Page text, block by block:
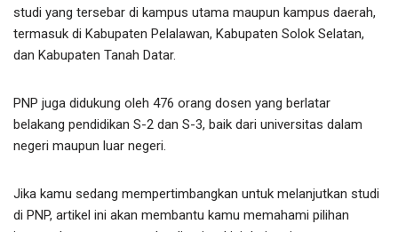
studi yang tersebar di kampus utama maupun kampus daerah,
termasuk di Kabupaten Pelalawan, Kabupaten Solok Selatan,
dan Kabupaten Tanah Datar.
PNP juga didukung oleh 476 orang dosen yang berlatar
belakang pendidikan S-2 dan S-3, baik dari universitas dalam
negeri maupun luar negeri.
Jika kamu sedang mempertimbangkan untuk melanjutkan studi
di PNP, artikel ini akan membantu kamu memahami pilihan